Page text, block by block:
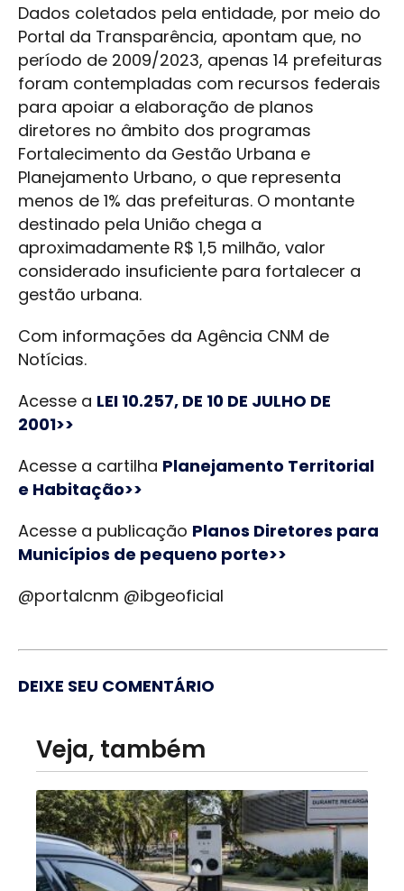
Dados coletados pela entidade, por meio do
Portal da Transparência, apontam que, no
período de 2009/2023, apenas 14 prefeituras
foram contempladas com recursos federais
para apoiar a elaboração de planos
diretores no âmbito dos programas
Fortalecimento da Gestão Urbana e
Planejamento Urbano, o que representa
menos de 1% das prefeituras. O montante
destinado pela União chega a
aproximadamente R$ 1,5 milhão, valor
considerado insuficiente para fortalecer a
gestão urbana.
Com informações da Agência CNM de
Notícias.
Acesse a LEI 10.257, DE 10 DE JULHO DE
2001>>
Acesse a cartilha Planejamento Territorial
e Habitação>>
Acesse a publicação Planos Diretores para
Municípios de pequeno porte>>
@portalcnm @ibgeoficial
DEIXE SEU COMENTÁRIO
Veja, também